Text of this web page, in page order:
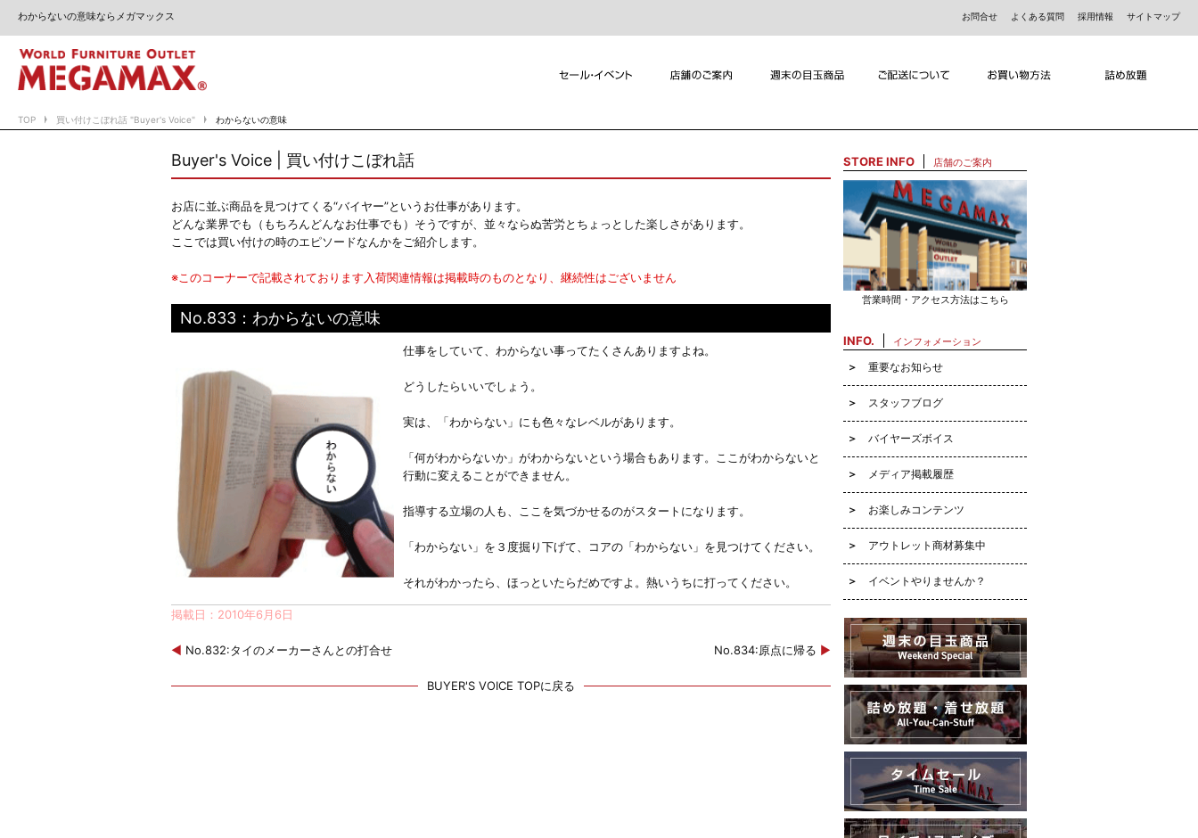
わからないの意味ならメガマックス お問合せ よくある質問 採用情報 サイトマップ
TOP 買い付けこぼれ話 "Buyer's Voice" わからないの意味
Buyer's Voice | 買い付けこぼれ話
お店に並ぶ商品を見つけてくる“バイヤー”というお仕事があります。
どんな業界でも（もちろんどんなお仕事でも）そうですが、並々ならぬ苦労とちょっとした楽しさがあります。
ここでは買い付けの時のエピソードなんかをご紹介します。
※このコーナーで記載されております入荷関連情報は掲載時のものとなり、継続性はございません
No.833：わからないの意味
仕事をしていて、わからない事ってたくさんありますよね。
どうしたらいいでしょう。
実は、「わからない」にも色々なレベルがあります。
「何がわからないか」がわからないという場合もあります。ここがわからないと
行動に変えることができません。
指導する立場の人も、ここを気づかせるのがスタートになります。
「わからない」を３度掘り下げて、コアの「わからない」を見つけてください。
それがわかったら、ほっといたらだめですよ。熱いうちに打ってください。
掲載日：2010年6月6日
◀ No.832:タイのメーカーさんとの打合せ No.834:原点に帰る ▶
BUYER'S VOICE TOPに戻る
STORE INFO 店舗のご案内
営業時間・アクセス方法はこちら
INFO. インフォメーション
重要なお知らせ
スタッフブログ
バイヤーズボイス
メディア掲載履歴
お楽しみコンテンツ
アウトレット商材募集中
イベントやりませんか？